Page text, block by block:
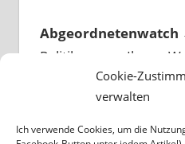
Cookie-
verwalten
Ich verwende Cookies, um die
Abgeordnetenwatch
Politikern aus Ihrem
öffentliche Antwort
Protestbrief→sagen
Ihre Meinung